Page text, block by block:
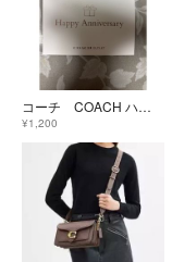
コーチ COACH ハッピーアニバーサリー クーポン
¥1,200